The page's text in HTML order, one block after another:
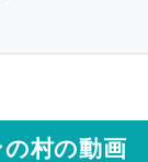
村の動画